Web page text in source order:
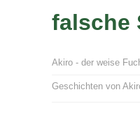
falsche
Akiro - der weise
Geschichten von